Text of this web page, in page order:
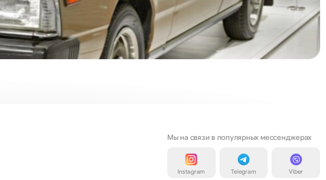
Мы на связи в популярных мессенджерах
Instagram Telegram Viber